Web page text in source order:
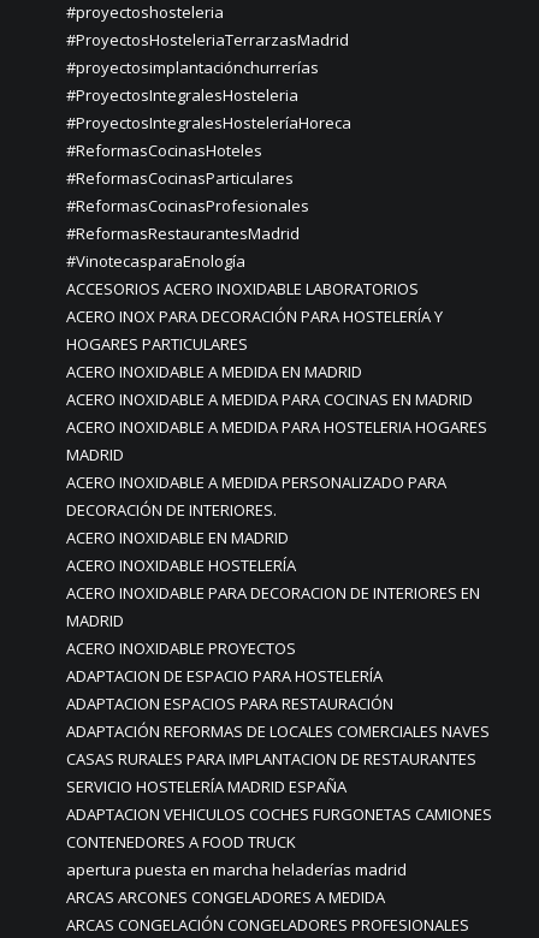
#proyectoshosteleria
#ProyectosHosteleriaTerrarzasMadrid
#proyectosimplantaciónchurrerías
#ProyectosIntegralesHosteleria
#ProyectosIntegralesHosteleríaHoreca
#ReformasCocinasHoteles
#ReformasCocinasParticulares
#ReformasCocinasProfesionales
#ReformasRestaurantesMadrid
#VinotecasparaEnología
ACCESORIOS ACERO INOXIDABLE LABORATORIOS
ACERO INOX PARA DECORACIÓN PARA HOSTELERÍA Y
HOGARES PARTICULARES
ACERO INOXIDABLE A MEDIDA EN MADRID
ACERO INOXIDABLE A MEDIDA PARA COCINAS EN MADRID
ACERO INOXIDABLE A MEDIDA PARA HOSTELERIA HOGARES
MADRID
ACERO INOXIDABLE A MEDIDA PERSONALIZADO PARA
DECORACIÓN DE INTERIORES.
ACERO INOXIDABLE EN MADRID
ACERO INOXIDABLE HOSTELERÍA
ACERO INOXIDABLE PARA DECORACION DE INTERIORES EN
MADRID
ACERO INOXIDABLE PROYECTOS
ADAPTACION DE ESPACIO PARA HOSTELERÍA
ADAPTACION ESPACIOS PARA RESTAURACIÓN
ADAPTACIÓN REFORMAS DE LOCALES COMERCIALES NAVES
CASAS RURALES PARA IMPLANTACION DE RESTAURANTES
SERVICIO HOSTELERÍA MADRID ESPAÑA
ADAPTACION VEHICULOS COCHES FURGONETAS CAMIONES
CONTENEDORES A FOOD TRUCK
apertura puesta en marcha heladerías madrid
ARCAS ARCONES CONGELADORES A MEDIDA
ARCAS CONGELACIÓN CONGELADORES PROFESIONALES